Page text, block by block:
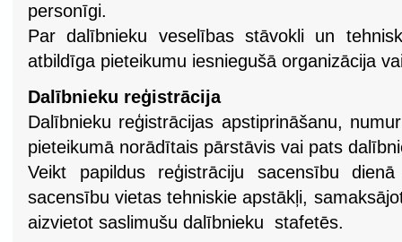
personīgi.
Par dalībnieku veselības stāvokli un
atbildīga pieteikumu iesniegušā organizācija
Dalībnieku reģistrācija
Dalībnieku reģistrācijas apstiprināšanu,
pieteikumā norādītais pārstāvis vai pats
Veikt papildus reģistrāciju sacensību
sacensību vietas tehniskie apstākļi,
aizvietot saslimušu dalībnieku stafetēs.